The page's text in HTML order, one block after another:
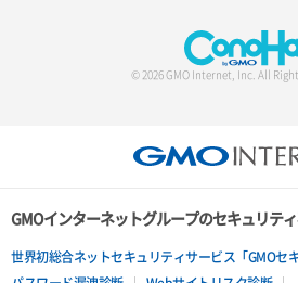
© 2026 GMO Internet, Inc. All
GMOインターネットグループのセキュリテ
世界初総合ネットセキュリティサービス「GMOセ